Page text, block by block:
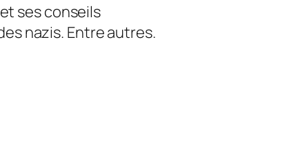
ses conseils
nazis. Entre autres.